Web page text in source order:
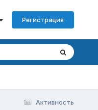
Регистрация
Активность